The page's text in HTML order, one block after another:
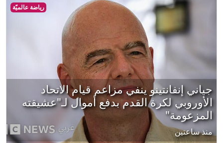
رياضة عالميّة
جياني إنفانتينو ينفي مزاعم قيام الاتحاد
الأوروبي لكرة القدم بدفع أموال لـ"عشيقته
المزعومة"
منذ ساعتين